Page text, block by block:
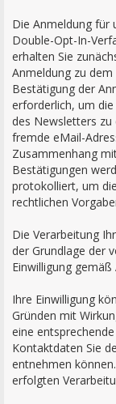
Die Anmeldung für
Double-Opt-In-
erhalten Sie
Anmeldung zu
Bestätigung der
erforderlich, um
des Newsletters
fremde eMail-
Zusammenhang
Bestätigungen
protokolliert, um
rechtlichen
Die Verarbeitung
der Grundlage der
Einwilligung gemäß
Ihre Einwilligung
Gründen mit
eine
Kontaktdaten Sie
entnehmen
erfolgten